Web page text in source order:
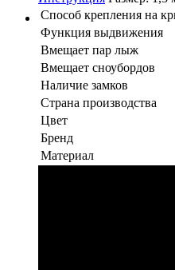
Способ крепления на
Функция выдвижения
Вмещает пар лыж
Вмещает сноубордов
Наличие замков
Страна производства
Цвет
Бренд
Материал